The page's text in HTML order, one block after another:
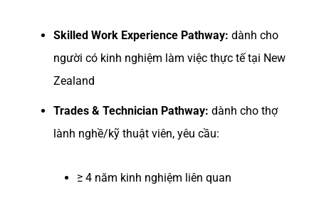
Skilled Work Experience Pathway: dành cho
người có kinh nghiệm làm việc thực tế tại New
Zealand
Trades & Technician Pathway: dành cho thợ
lành nghề/kỹ thuật viên, yêu cầu:
≥ 4 năm kinh nghiệm liên quan